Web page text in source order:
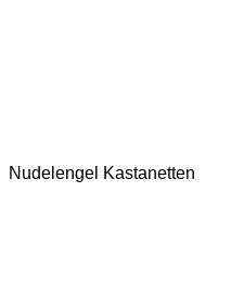
Nudelengel Kastanetten